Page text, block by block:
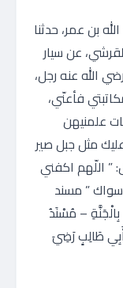
بن عمر، حدثنا
عن سيار
الله عنه رجل،
فأعنّي،
علمنيهن
مثل جبل صير
” اللّهم اكفني
” مسند
– مُسْنَدُ
طَالِبٍ رَضِيَ